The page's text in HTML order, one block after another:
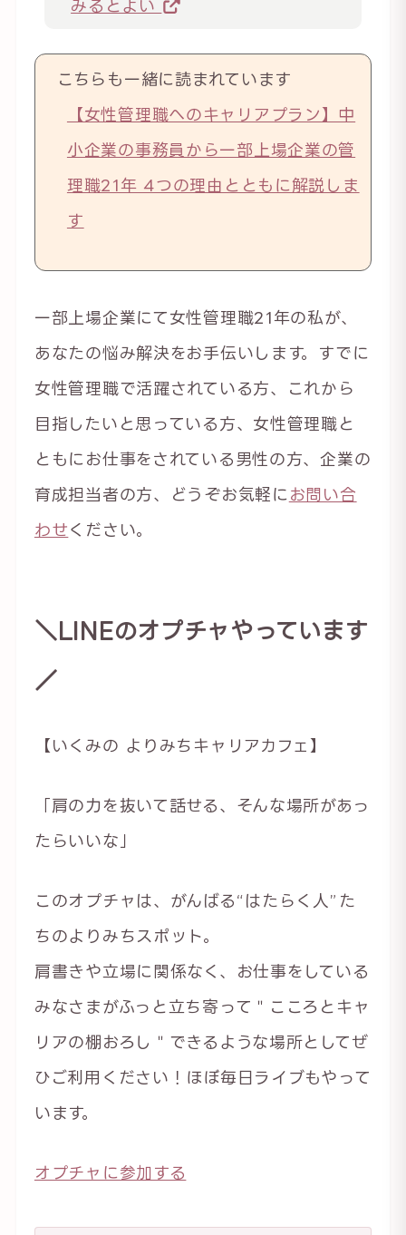
みるとよい
こちらも一緒に読まれています
【女性管理職へのキャリアプラン】中
小企業の事務員から一部上場企業の管
理職21年 4つの理由とともに解説しま
す
一部上場企業にて女性管理職21年の私が、
あなたの悩み解決をお手伝いします。すでに
女性管理職で活躍されている方、これから
目指したいと思っている方、女性管理職と
ともにお仕事をされている男性の方、企業の
育成担当者の方、どうぞお気軽に お問い合
わせ ください。
＼LINEのオプチャやっています
／
【いくみの よりみちキャリアカフェ】
「肩の力を抜いて話せる、そんな場所があっ
たらいいな」
このオプチャは、がんばる“はたらく人”た
ちのよりみちスポット。
肩書きや立場に関係なく、お仕事をしている
みなさまがふっと立ち寄って＂こころとキャ
リアの棚おろし＂できるような場所としてぜ
ひご利用ください！ほぼ毎日ライブもやって
います。
オプチャに参加する